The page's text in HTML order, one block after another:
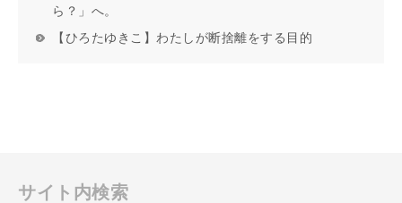
ら？」へ。
【ひろたゆきこ】わたしが断捨離をする目的
サイト内検索